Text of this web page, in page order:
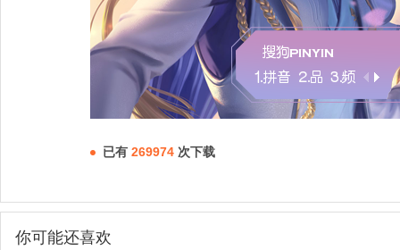
已有 269974 次下载
你可能还喜欢